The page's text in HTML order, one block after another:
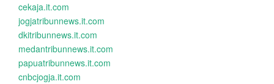
cekaja.it.com
jogjatribunnews.it.com
dkitribunnews.it.com
medantribunnews.it.com
papuatribunnews.it.com
cnbcjogja.it.com